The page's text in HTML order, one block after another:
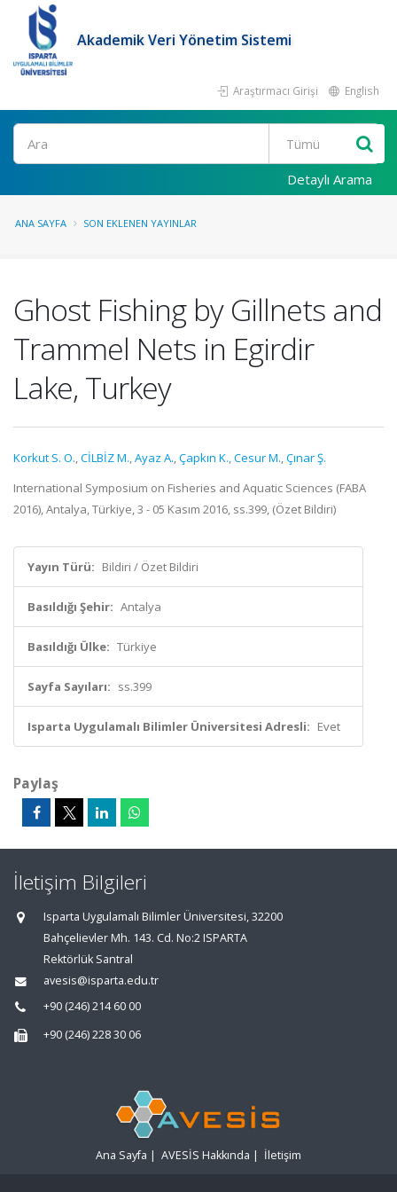
Akademik Veri Yönetim Sistemi
Araştırmacı Girişi English
Ara
Detaylı Arama
ANA SAYFA SON EKLENEN YAYINLAR
Ghost Fishing by Gillnets and
Trammel Nets in Egirdir
Lake, Turkey
Korkut S. O.,CİLBİZ M.,Ayaz A.,Çapkın K.,Cesur M.,Çınar Ş.
International Symposium on Fisheries and Aquatic Sciences (FABA
2016), Antalya, Türkiye, 3 - 05 Kasım 2016, ss.399, (Özet Bildiri)
Yayın Türü: Bildiri / Özet Bildiri
Basıldığı Şehir: Antalya
Basıldığı Ülke: Türkiye
Sayfa Sayıları: ss.399
Isparta Uygulamalı Bilimler Üniversitesi Adresli: Evet
Paylaş
İletişim Bilgileri
Isparta Uygulamalı Bilimler Üniversitesi, 32200
Bahçelievler Mh. 143. Cd. No:2 ISPARTA
Rektörlük Santral
avesis@isparta.edu.tr
+90 (246) 214 60 00
+90 (246) 228 30 06
Ana Sayfa | AVESİS Hakkında | İletişim